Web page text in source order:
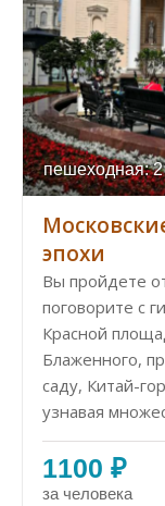
пешеходная:
эпохи
Вы пройдете
поговорите с
Красной
Блаженного,
саду, Китай-
узнавая
1100 ₽
за человека